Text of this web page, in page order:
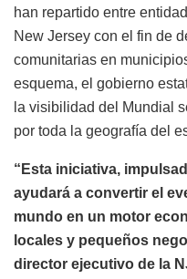
han repartido entre
New Jersey con el fin de
comunitarias en
esquema, el gobierno
la visibilidad del Mundial
por toda la geografía del
“Esta iniciativa,
ayudará a convertir el
mundo en un motor
locales y pequeños
director ejecutivo de la